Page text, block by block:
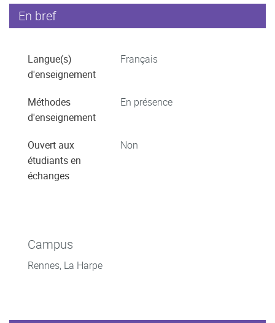
En bref
Langue(s)
d'enseignement
Français
Méthodes
d'enseignement
En présence
Ouvert aux
étudiants en
échanges
Non
Campus
Rennes, La Harpe